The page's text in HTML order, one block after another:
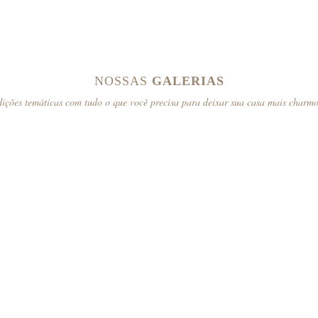
NOSSAS GALERIAS
temáticas com tudo o que você precisa para deixar sua casa mais